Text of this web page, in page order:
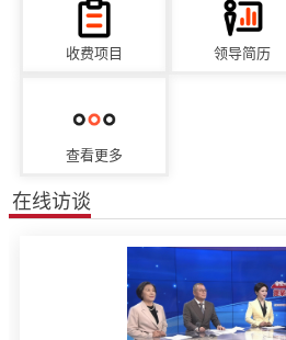
收费项目 领导简历
查看更多
在线访谈